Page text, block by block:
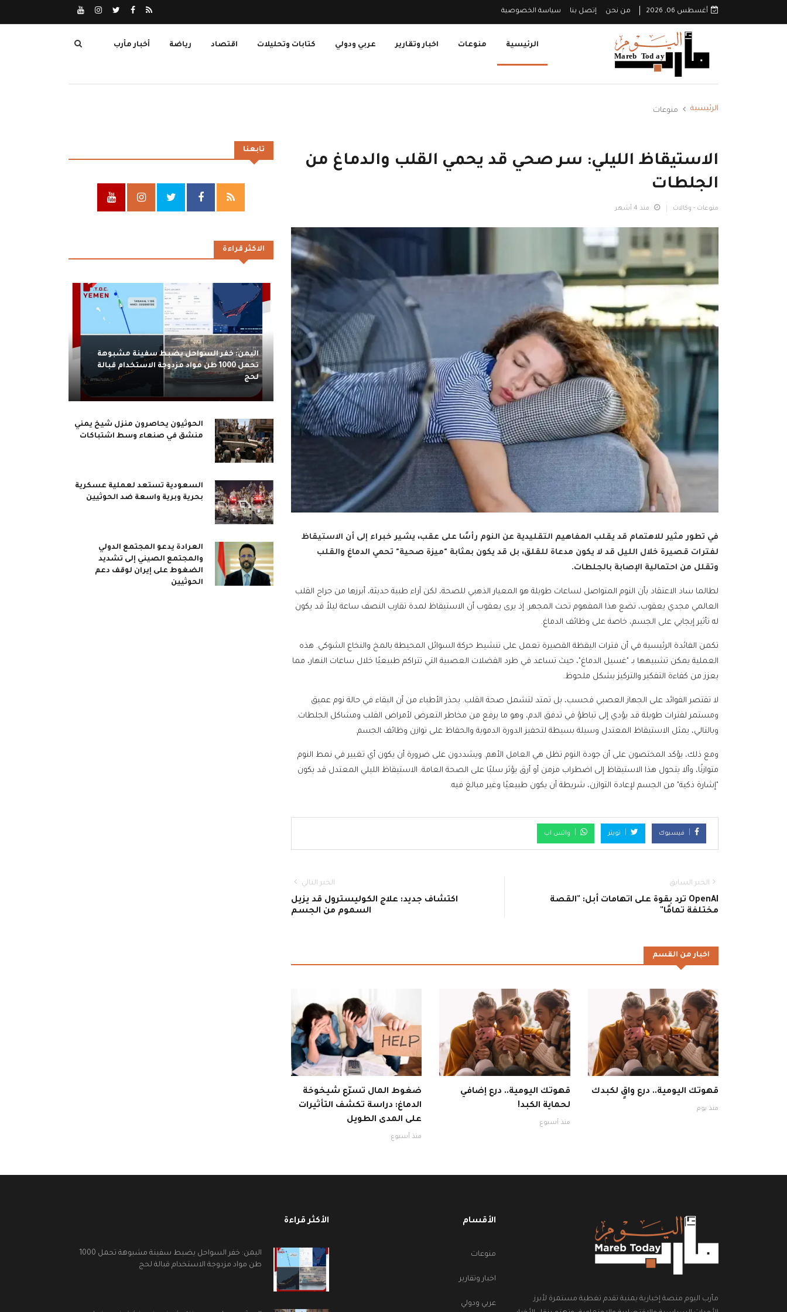
أغسطس 06, 2026 من نحن إتصل بنا سياسة الخصوصية
الرئيسية منوعات اخبار وتقارير عربي ودولي كتابات وتحليلات اقتصاد رياضة أخبار مأرب
الرئيسية منوعات
الاستيقاظ الليلي: سر صحي قد يحمي القلب والدماغ من
الجلطات
منوعات - وكالات منذ 4 أشهر
في تطور مثير للاهتمام قد يقلب المفاهيم التقليدية عن النوم رأسًا على عقب، يشير خبراء إلى أن الاستيقاظ
لفترات قصيرة خلال الليل قد لا يكون مدعاة للقلق، بل قد يكون بمثابة "ميزة صحية" تحمي الدماغ والقلب
وتقلل من احتمالية الإصابة بالجلطات.
لطالما ساد الاعتقاد بأن النوم المتواصل لساعات طويلة هو المعيار الذهبي للصحة، لكن آراء طبية حديثة، أبرزها من جراح القلب
العالمي مجدي يعقوب، تضع هذا المفهوم تحت المجهر. إذ يرى يعقوب أن الاستيقاظ لمدة تقارب النصف ساعة ليلاً قد يكون
له تأثير إيجابي على الجسم، خاصة على وظائف الدماغ.
تكمن الفائدة الرئيسية في أن فترات اليقظة القصيرة تعمل على تنشيط حركة السوائل المحيطة بالمخ والنخاع الشوكي. هذه
العملية يمكن تشبيهها بـ "غسيل الدماغ"، حيث تساعد في طرد الفضلات العصبية التي تتراكم طبيعيًا خلال ساعات النهار، مما
يعزز من كفاءة التفكير والتركيز بشكل ملحوظ.
لا تقتصر الفوائد على الجهاز العصبي فحسب، بل تمتد لتشمل صحة القلب. يحذر الأطباء من أن البقاء في حالة نوم عميق
ومستمر لفترات طويلة قد يؤدي إلى تباطؤ في تدفق الدم، وهو ما يرفع من مخاطر التعرض لأمراض القلب ومشاكل الجلطات.
وبالتالي، يمثل الاستيقاظ المعتدل وسيلة بسيطة لتحفيز الدورة الدموية والحفاظ على توازن وظائف الجسم.
ومع ذلك، يؤكد المختصون على أن جودة النوم تظل هي العامل الأهم. ويشددون على ضرورة أن يكون أي تغيير في نمط النوم
متوازنًا، وألا يتحول هذا الاستيقاظ إلى اضطراب مزمن أو أرق يؤثر سلبًا على الصحة العامة. الاستيقاظ الليلي المعتدل قد يكون
"إشارة ذكية" من الجسم لإعادة التوازن، شريطة أن يكون طبيعيًا وغير مبالغ فيه.
فيسبوك تويتر واتس اب
الخبر السابق
OpenAI ترد بقوة على اتهامات أبل: "القصة
مختلفة تمامًا"
الخبر التالي
اكتشاف جديد: علاج الكوليسترول قد يزيل
السموم من الجسم
اخبار من القسم
قهوتك اليومية.. درع واقٍ لكبدك
منذ يوم
قهوتك اليومية.. درع إضافي
لحماية الكبد!
منذ أسبوع
ضغوط المال تسرّع شيخوخة
الدماغ: دراسة تكشف التأثيرات
على المدى الطويل
منذ أسبوع
تابعنا
الاكثر قراءة
اليمن: خفر السواحل يضبط سفينة مشبوهة
تحمل 1000 طن مواد مزدوجة الاستخدام قبالة
لحج
الحوثيون يحاصرون منزل شيخ يمني
منشق في صنعاء وسط اشتباكات
السعودية تستعد لعملية عسكرية
بحرية وبرية واسعة ضد الحوثيين
العرادة يدعو المجتمع الدولي
والمجتمع الصيني إلى تشديد
الضغوط على إيران لوقف دعم
الحوثيين
مأرب اليوم منصة إخبارية يمنية تقدم تغطية مستمرة لأبرز
الأقسام
منوعات
اخبار وتقارير
عربي ودولي
الأكثر قراءة
اليمن: خفر السواحل يضبط سفينة مشبوهة تحمل 1000
طن مواد مزدوجة الاستخدام قبالة لحج